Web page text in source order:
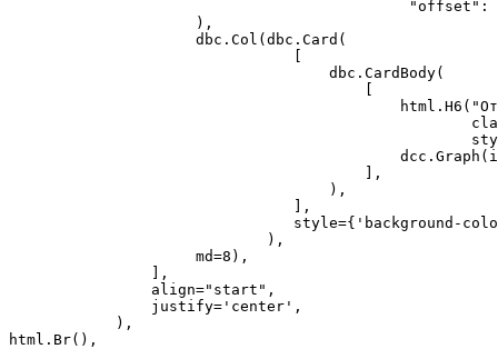
"offset":
                     ),
                     dbc.Col(dbc.Card(
                                    dbc.CardBody(
                                        ],
                                    ),
                                ],
style={'background-
                             ),
                     md=8),
                ],
                align="start",
                justify='center',
            ),
html.Br(),